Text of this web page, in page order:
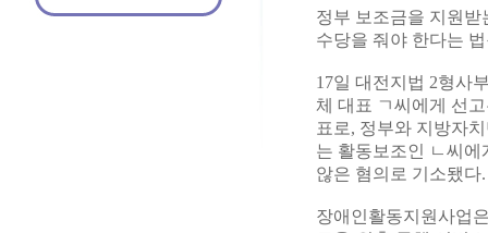
정부 보조금을 지원
수당을 줘야 한다는
17일 대전지법 2형사
체 대표 ㄱ씨에게 선
표로, 정부와 지방자
는 활동보조인 ㄴ씨
않은 혐의로 기소됐다.
장애인활동지원사업